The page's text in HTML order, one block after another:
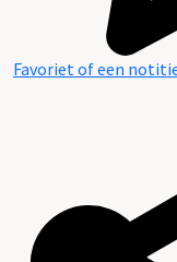
Favoriet of een